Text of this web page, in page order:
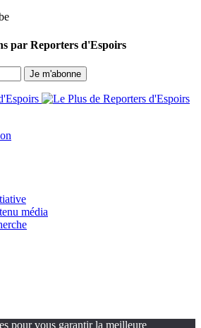
par Reporters d'Espoirs
média
pour vous garantir la meilleure